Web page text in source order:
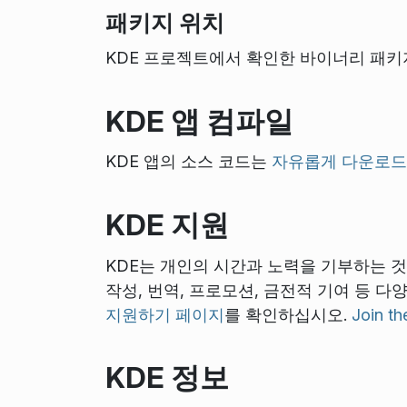
패키지 위치
KDE 프로젝트에서 확인한 바이너리 패
KDE 앱 컴파일
KDE 앱의 소스 코드는 자유롭게 다운로드
KDE 지원
KDE는 개인의 시간과 노력을 기부하는
작성, 번역, 프로모션, 금전적 기여 등 다
지원하기 페이지를 확인하십시오. Join
KDE 정보